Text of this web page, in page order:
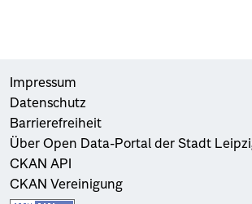
Impressum
Datenschutz
Barrierefreiheit
Über Open Data-Portal der Stadt
CKAN API
CKAN Vereinigung